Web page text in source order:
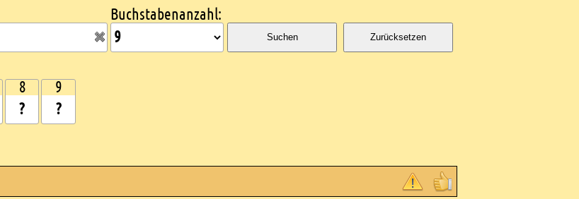
Buchstabenanzahl:
Suchen Zurücksetzen
8 9